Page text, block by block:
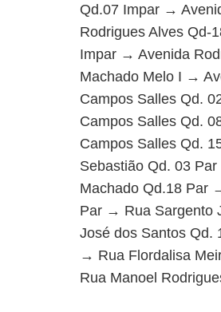
Qd.07 Impar →
Rodrigues Alves Qd-
Impar → Avenida
Machado Melo I →
Campos Salles Qd.
Campos Salles Qd.
Campos Salles Qd.
Sebastião Qd. 03
Machado Qd.18 Par
Par → Rua Sargento
José dos Santos
→ Rua Flordalisa
Rua Manoel